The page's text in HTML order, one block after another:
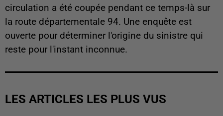
circulation a été coupée pendant ce temps-là sur
la route départementale 94. Une enquête est
ouverte pour déterminer l'origine du sinistre qui
reste pour l'instant inconnue.
LES ARTICLES LES PLUS VUS